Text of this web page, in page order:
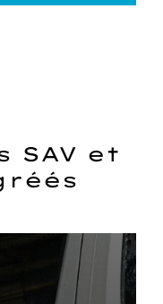
SAV et